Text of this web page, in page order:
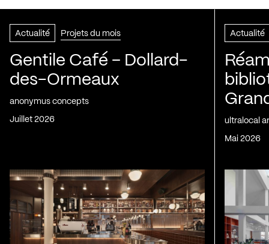
Actualité Projets du mois
Gentile Café – Dollard-
des-Ormeaux
anonymus concepts
juillet 2026
Actualité
ultralocal
mai 2026